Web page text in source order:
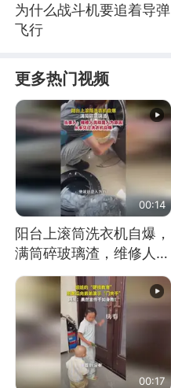
为什么战斗机要追着导弹
飞行
更多热门视频
00:14
阳台上滚筒洗衣机自爆，
满筒碎玻璃渣，维修人员
称是人为原因，从未见过
洗衣机自爆
00:17